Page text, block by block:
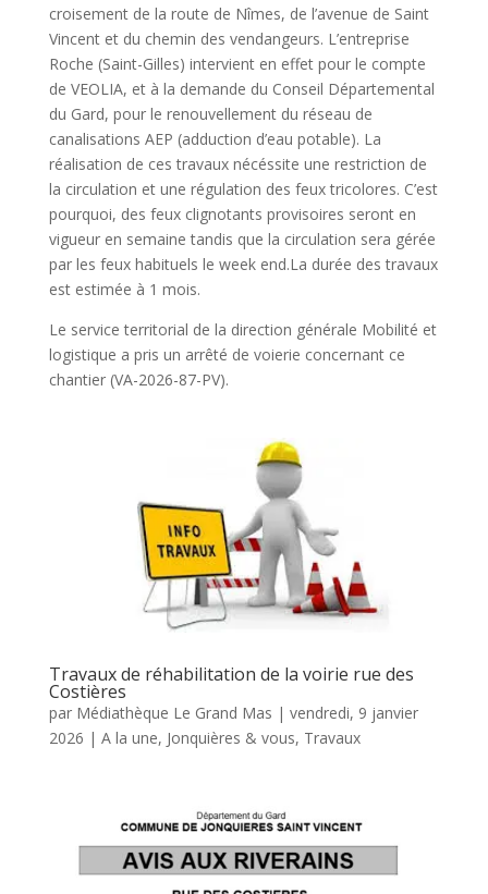
croisement de la route de Nîmes, de l’avenue de Saint
Vincent et du chemin des vendangeurs. L’entreprise
Roche (Saint-Gilles) intervient en effet pour le compte
de VEOLIA, et à la demande du Conseil Départemental
du Gard, pour le renouvellement du réseau de
canalisations AEP (adduction d’eau potable). La
réalisation de ces travaux nécéssite une restriction de
la circulation et une régulation des feux tricolores. C’est
pourquoi, des feux clignotants provisoires seront en
vigueur en semaine tandis que la circulation sera gérée
par les feux habituels le week end.La durée des travaux
est estimée à 1 mois.
Le service territorial de la direction générale Mobilité et
logistique a pris un arrêté de voierie concernant ce
chantier (VA-2026-87-PV).
Travaux de réhabilitation de la voirie rue des
Costières
par Médiathèque Le Grand Mas | vendredi, 9 janvier
2026 | A la une, Jonquières & vous, Travaux